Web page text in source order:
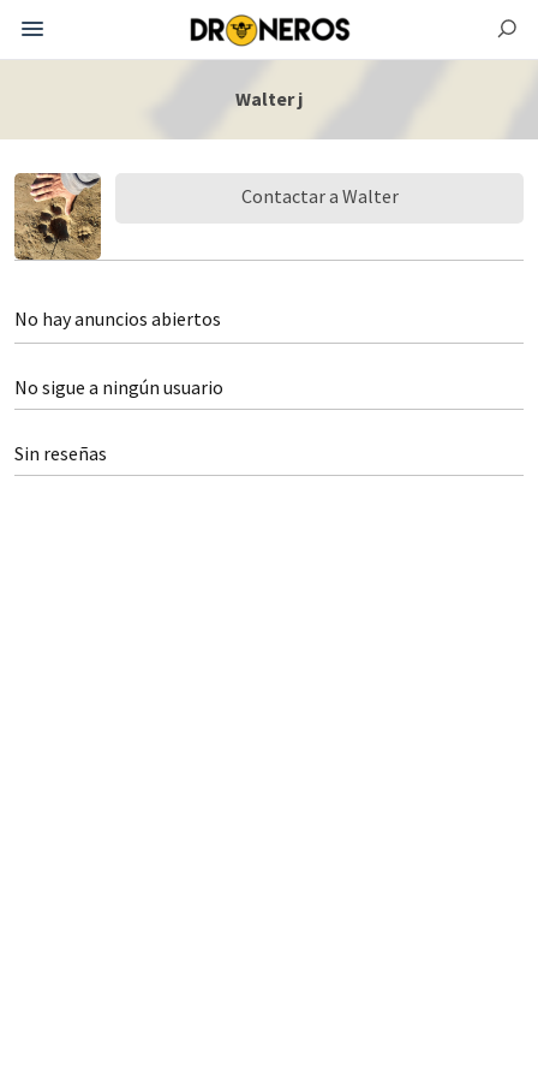
Walter j
Contactar a Walter
No hay anuncios abiertos
No sigue a ningún usuario
Sin reseñas